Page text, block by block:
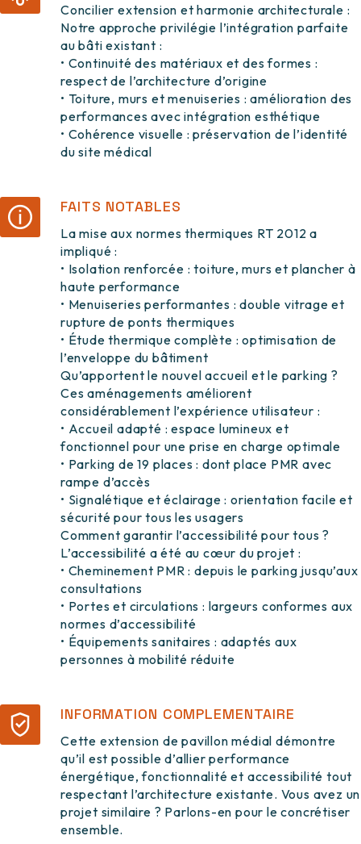
Concilier extension et harmonie architecturale :
Notre approche privilégie l’intégration parfaite
au bâti existant :
• Continuité des matériaux et des formes :
respect de l’architecture d’origine
• Toiture, murs et menuiseries : amélioration des
performances avec intégration esthétique
• Cohérence visuelle : préservation de l’identité
du site médical
FAITS NOTABLES
La mise aux normes thermiques RT 2012 a
impliqué :
• Isolation renforcée : toiture, murs et plancher à
haute performance
• Menuiseries performantes : double vitrage et
rupture de ponts thermiques
• Étude thermique complète : optimisation de
l’enveloppe du bâtiment
Qu’apportent le nouvel accueil et le parking ?
Ces aménagements améliorent
considérablement l’expérience utilisateur :
• Accueil adapté : espace lumineux et
fonctionnel pour une prise en charge optimale
• Parking de 19 places : dont place PMR avec
rampe d’accès
• Signalétique et éclairage : orientation facile et
sécurité pour tous les usagers
Comment garantir l’accessibilité pour tous ?
L’accessibilité a été au cœur du projet :
• Cheminement PMR : depuis le parking jusqu’aux
consultations
• Portes et circulations : largeurs conformes aux
normes d’accessibilité
• Équipements sanitaires : adaptés aux
personnes à mobilité réduite
INFORMATION COMPLEMENTAIRE
Cette extension de pavillon médial démontre
qu’il est possible d’allier performance
énergétique, fonctionnalité et accessibilité tout
respectant l’architecture existante. Vous avez un
projet similaire ? Parlons-en pour le concrétiser
ensemble.